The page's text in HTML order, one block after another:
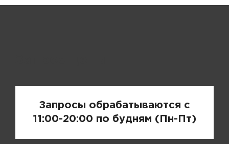
Запросы обрабатываются с
11:00-20:00 по будням (Пн-Пт)